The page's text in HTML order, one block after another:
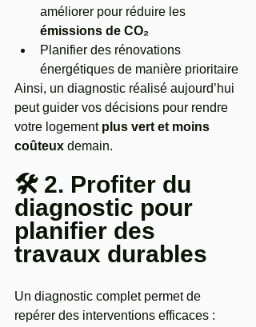
améliorer pour réduire les
émissions de CO₂
Planifier des rénovations
énergétiques de manière prioritaire
Ainsi, un diagnostic réalisé aujourd’hui
peut guider vos décisions pour rendre
votre logement plus vert et moins
coûteux demain.
🛠️ 2. Profiter du
diagnostic pour
planifier des
travaux durables
Un diagnostic complet permet de
repérer des interventions efficaces :